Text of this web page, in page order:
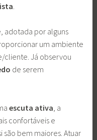
adotada por alguns
um ambiente
cliente. Já observou
de serem
escuta ativa , a
confortáveis e
bem maiores. Atuar